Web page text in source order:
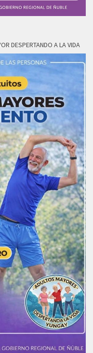
DESPERTANDO A LA VIDA